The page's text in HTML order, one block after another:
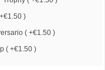
)
( +€1.50 )
( +€1.50 )